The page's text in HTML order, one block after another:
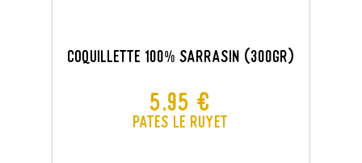
COQUILLETTE 100% SARRASIN (300gr)
Prix
5,95 €
Pates Le Ruyet